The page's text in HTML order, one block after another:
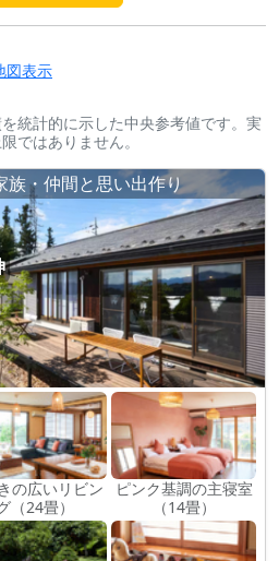
図表示
統計的に示した中央参考値です。実
ではありません。
族・仲間と思い出作り
の広いリビン
（24畳）
ピンク基調の主寝室
（14畳）